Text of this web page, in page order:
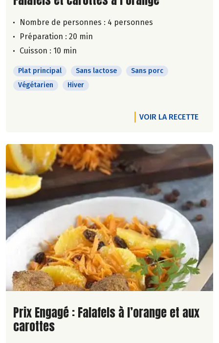
Nombre de personnes : 4 personnes
Préparation : 20 min
Cuisson : 10 min
Plat principal Sans lactose
Sans porc
Végétarien
Hiver
VOIR LA RECETTE
Lire la suite de la recette
Prix Engagé : Falafels à l’orange et aux
carottes